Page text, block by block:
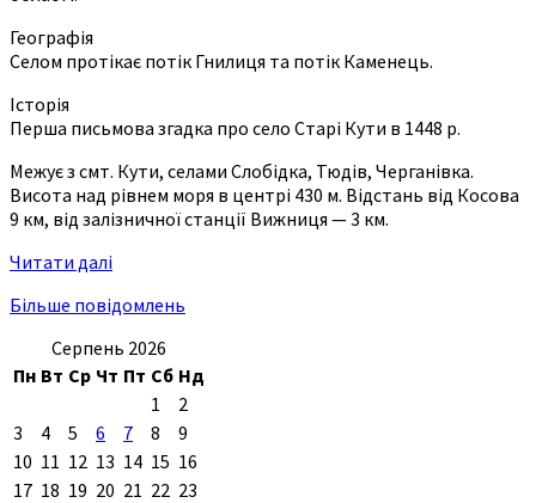
Географія
Селом протікає потік Гнилиця та потік Каменець.
Історія
Перша письмова згадка про село Старі Кути в 1448 р.
Межує з смт. Кути, селами Слобідка, Тюдів, Черганівка.
Висота над рівнем моря в центрі 430 м. Відстань від Косова
9 км, від залізничної станції Вижниця — 3 км.
Читати далі
Більше повідомлень
Серпень 2026
Пн Вт Ср Чт Пт Сб Нд
1
2
3
4 5 6 7 8
9
10 11 12 13 14 15 16
17 18 19 20 21 22 23